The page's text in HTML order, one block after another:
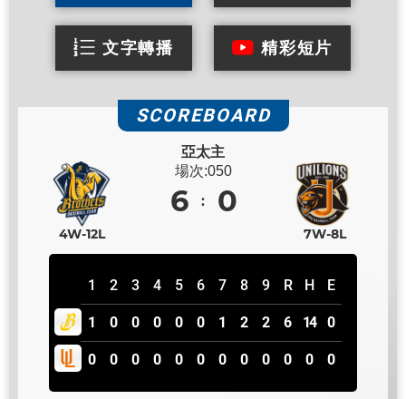
文字轉播 精彩短片
SCOREBOARD
亞太主
場次:050
6
4W-12L
1 2 3 4 5 6 7 8 9
1 0 0 0 0 0 1 2 2
0 0 0 0 0 0 0 0 0
R H E
6 14 0
0 0 0
0
7W-8L